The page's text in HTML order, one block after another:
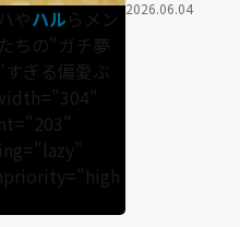
やハルらメン
ちの"ガチ夢
ぎる偏愛ぶ
2026.06.04